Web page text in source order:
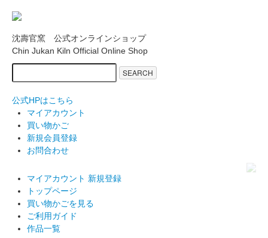
沈壽官窯 公式オンラインショップ
Chin Jukan Kiln Official Online Shop
SEARCH
公式HPはこちら
マイアカウント
買い物かご
新規会員登録
お問合わせ
マイアカウント 新規登録
トップページ
買い物かごを見る
ご利用ガイド
作品一覧